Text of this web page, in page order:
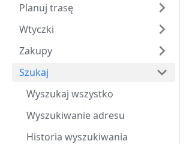
Planuj trasę
Wtyczki
Zakupy
Szukaj
Wyszukaj wszystko
Wyszukiwanie adresu
Historia wyszukiwania